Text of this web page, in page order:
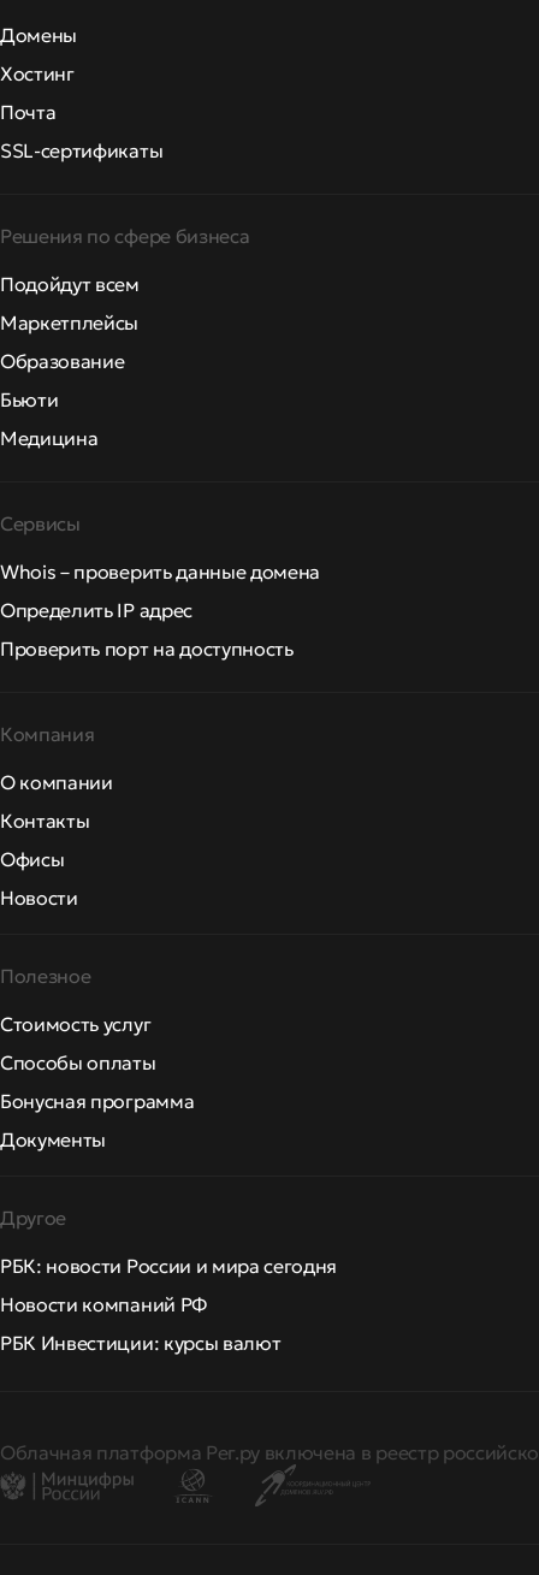
Домены
Хостинг
Почта
SSL-сертификаты
Решения по сфере бизнеса
Подойдут всем
Маркетплейсы
Образование
Бьюти
Медицина
Сервисы
Whois – проверить данные домена
Определить IP адрес
Проверить порт на доступность
Компания
О компании
Контакты
Офисы
Новости
Полезное
Стоимость услуг
Способы оплаты
Бонусная программа
Документы
Другое
РБК: новости России и мира сегодня
Новости компаний РФ
РБК Инвестиции: курсы валют
Облачная платформа Рег.ру включена в реестр